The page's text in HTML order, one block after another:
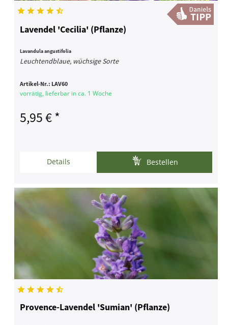
Lavendel 'Cecilia' (Pflanze)
Lavandula angustifolia
Leuchtendblaue, wüchsige Sorte
Artikel-Nr.: LAV60
vorrätig, lieferbar in ca. 1 Woche
5,95 € *
Details Bestellen
Provence-Lavendel 'Sumian' (Pflanze)